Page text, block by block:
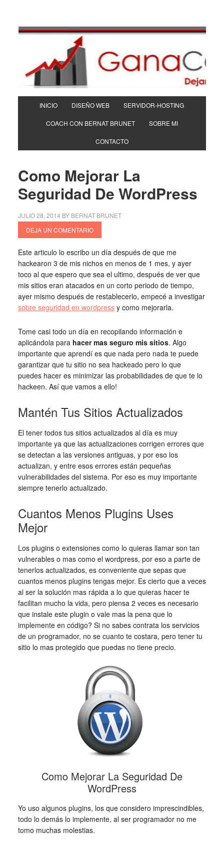
INICIO DISEÑO WEB SERVIDOR-HOSTING
COACH CON BERNAT BRUNET SOBRE MI
CONTACTO
Como Mejorar La
Seguridad De WordPress
JULIO 28, 2014 BY BERNAT BRUNET
DEJA UN COMENTARIO
Este articulo lo escribo un día después de que me
hackearon 3 de mis nichos en menos de 1 mes, y ayer
toco al que espero que sea el ultimo, después de ver que
mis sitios eran atacados en un corto periodo de tiempo,
ayer mismo después de restablecerlo, empecé a investigar
sobre seguridad en wordpressy como mejorarla.
Tome casi todo un día en recopilando información e
aplicándola para hacer mas seguro mis sitios. Algo
importante que aprendí es que nada pero nada te puede
garantizar que tu sitio no sea hackeado pero lo que
puedes hacer es minimizar las probabilidades de que te lo
hackeen. Así que vamos a ello!
Mantén Tus Sitios Actualizados
El tener todos tus sitios actualizados al día es muy
importante ya que las actualizaciones corrigen errores que
se detectan a las versiones antiguas, y por eso los
actualizan, y entre esos errores están pequeñas
vulnerabilidades del sistema. Por eso es muy importante
siempre tenerlo actualizado.
Cuantos Menos Plugins Uses
Mejor
Los plugins o extensiones como lo quieras llamar son tan
vulnerables o mas como el wordpress, por eso a parte de
tenerlos actualizados, es conveniente que sepas que
cuantos menos plugins tengas mejor. Es cierto que a veces
al ser la solución mas rápida a lo que quieras hacer te
facilitan mucho la vida, pero piensa 2 veces es necesario
que instale este plugin o vale mas la pena que lo
implemente en código? Si no sabes contrata los servicios
de un programador, no se cuanto te costara, pero tener tu
sitio lo mas protegido que puedas no tiene precio.
Como Mejorar La Seguridad De
WordPress
Yo uso algunos plugins, los que considero imprescindibles,
todo lo demás lo implemente, al ser programador no me
tomo muchas molestias.